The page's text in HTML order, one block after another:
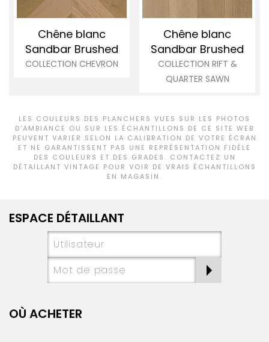
Chêne blanc
Sandbar Brushed
COLLECTION CHEVRON
Chêne blanc
Sandbar Brushed
COLLECTION RIFT &
QUARTER SAWN
LES COULEURS DES PLANCHERS VUES SUR LES PHOTOS
D'AMBIANCE OU SUR LES ÉCHANTILLONS DE CE SITE WEB
PEUVENT VARIER SELON LA CALIBRATION DE VOTRE ÉCRAN
ET NE GARANTISSENT PAS UNE REPRÉSENTATION FIDÈLE
DES COULEURS ET DES GRADES. CONTACTEZ UN
DÉTAILLANT VINTAGE POUR VOIR DE VRAIS ÉCHANTILLONS
EN MAGASIN.
ESPACE DÉTAILLANT
OÙ ACHETER